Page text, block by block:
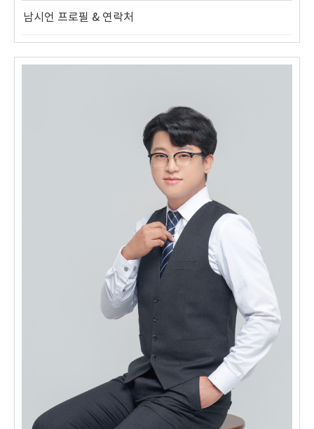
남시언 프로필 & 연락처